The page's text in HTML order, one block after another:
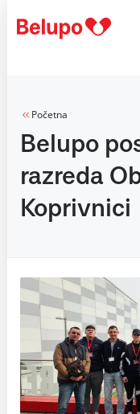
Početna
Belupo
razreda
Koprivnici